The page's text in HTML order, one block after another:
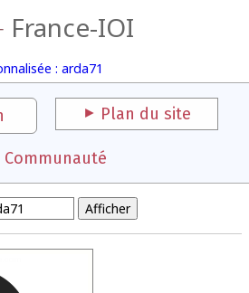
France-IOI
: arda71
Plan du site
Communauté